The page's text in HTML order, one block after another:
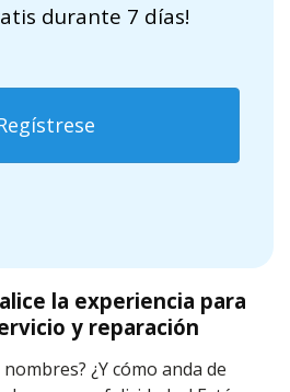
durante 7 días!
la experiencia para
y reparación
¿Y cómo anda de